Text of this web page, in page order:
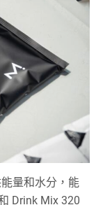
量和水分，能
Drink Mix 320